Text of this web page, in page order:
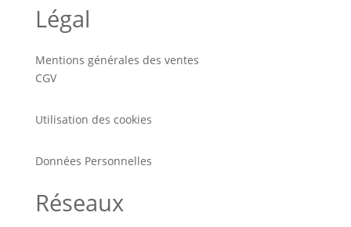
Légal
Mentions générales des ventes
CGV
Utilisation des cookies
Données Personnelles
Réseaux